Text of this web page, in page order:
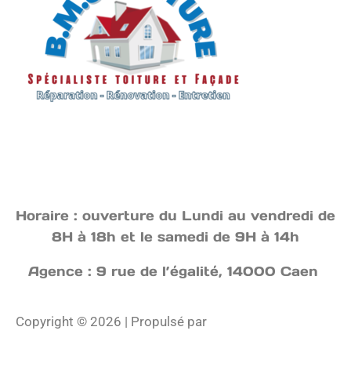
Horaire : ouverture du Lundi au vendredi de
8H à 18h et le samedi de 9H à 14h
Agence : 9 rue de l’égalité, 14000 Caen
Copyright © 2026 | Propulsé par